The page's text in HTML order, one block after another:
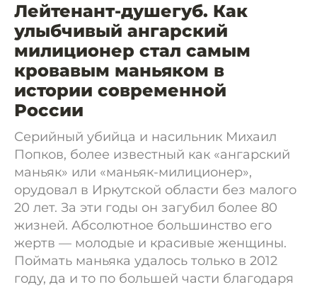
Лейтенант-душегуб. Как
улыбчивый ангарский
милиционер стал самым
кровавым маньяком в
истории современной
России
Серийный убийца и насильник Михаил
Попков, более известный как «ангарский
маньяк» или «маньяк-милиционер»,
орудовал в Иркутской области без малого
20 лет. За эти годы он загубил более 80
жизней. Абсолютное большинство его
жертв — молодые и красивые женщины.
Поймать маньяка удалось только в 2012
году, да и то по большей части благодаря